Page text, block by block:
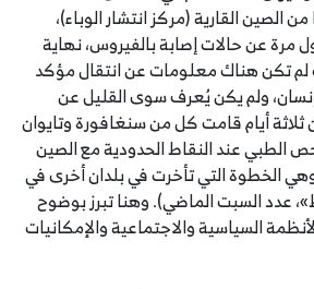
الصين القارية (مركز انتشار الوباء)،
مرة عن حالات إصابة بالفيروس، نهاية
لم تكن هناك معلومات عن انتقال مؤكد
ولم يكن يُعرف سوى القليل عن
أيام قامت كل من سنغافورة وتايوان
الطبي عند النقاط الحدودية مع الصين
الخطوة التي تأخرت في بلدان أخرى في
عدد السبت الماضي). وهنا تبرز بوضوح
السياسية والاجتماعية والإمكانيات